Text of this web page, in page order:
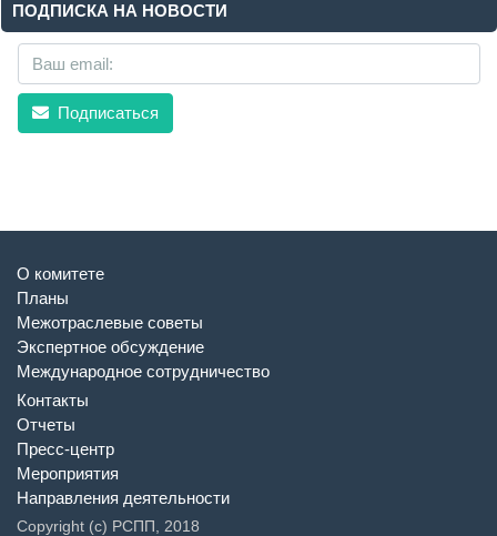
ПОДПИСКА НА НОВОСТИ
Подписаться
О комитете
Планы
Межотраслевые советы
Экспертное обсуждение
Международное сотрудничество
Контакты
Отчеты
Пресс-центр
Мероприятия
Направления деятельности
Copyright (c) РСПП, 2018